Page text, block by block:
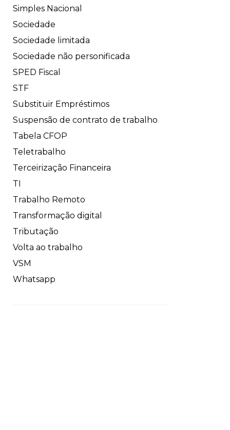
Simples Nacional
Sociedade
Sociedade limitada
Sociedade não personificada
SPED Fiscal
STF
Substituir Empréstimos
Suspensão de contrato de trabalho
Tabela CFOP
Teletrabalho
Terceirização Financeira
TI
Trabalho Remoto
Transformação digital
Tributação
Volta ao trabalho
VSM
Whatsapp